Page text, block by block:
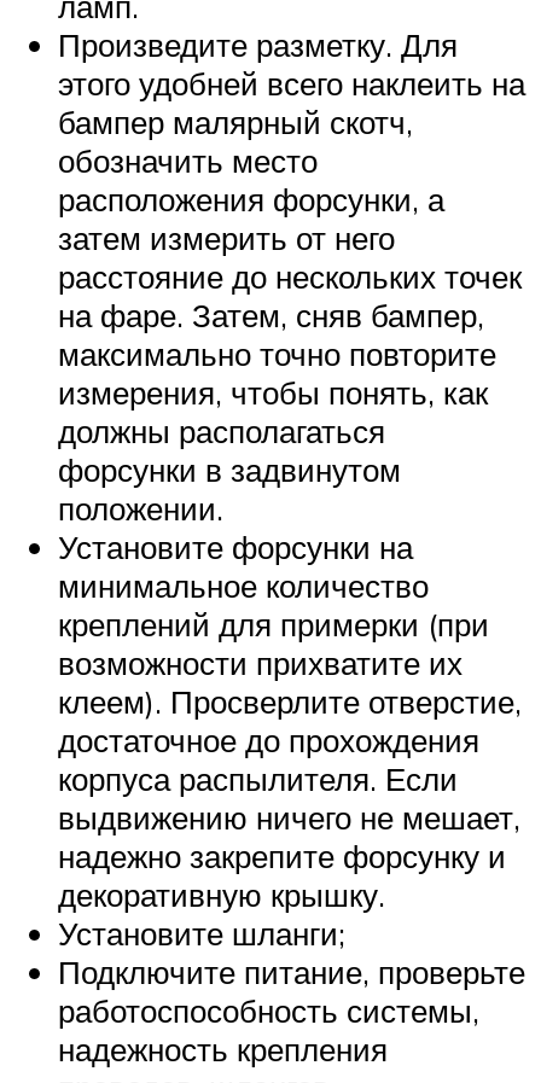
Произведите разметку. Для
этого удобней всего наклеить на
бампер малярный скотч,
обозначить место
расположения форсунки, а
затем измерить от него
расстояние до нескольких точек
на фаре. Затем, сняв бампер,
максимально точно повторите
измерения, чтобы понять, как
должны располагаться
форсунки в задвинутом
положении.
Установите форсунки на
минимальное количество
креплений для примерки (при
возможности прихватите их
клеем). Просверлите отверстие,
достаточное до прохождения
корпуса распылителя. Если
выдвижению ничего не мешает,
надежно закрепите форсунку и
декоративную крышку.
Установите шланги;
Подключите питание, проверьте
работоспособность системы,
надежность крепления